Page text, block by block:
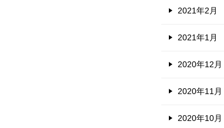
2021年2月
2021年1月
2020年12月
2020年11月
2020年10月